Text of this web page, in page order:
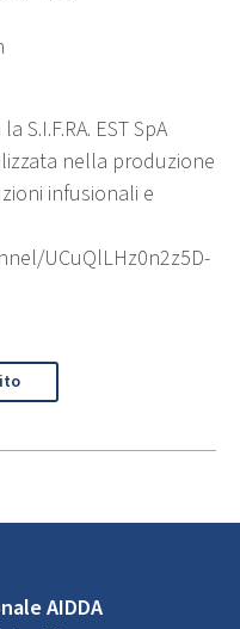
S.I.F.RA. EST SpA
nella produzione
infusionali e
UCuQlLHz0n2z5D-
AIDDA